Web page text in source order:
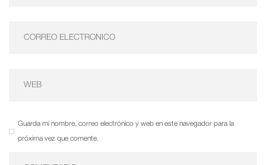
Guarda mi nombre, correo electrónico y web en este navegador para la
próxima vez que comente.